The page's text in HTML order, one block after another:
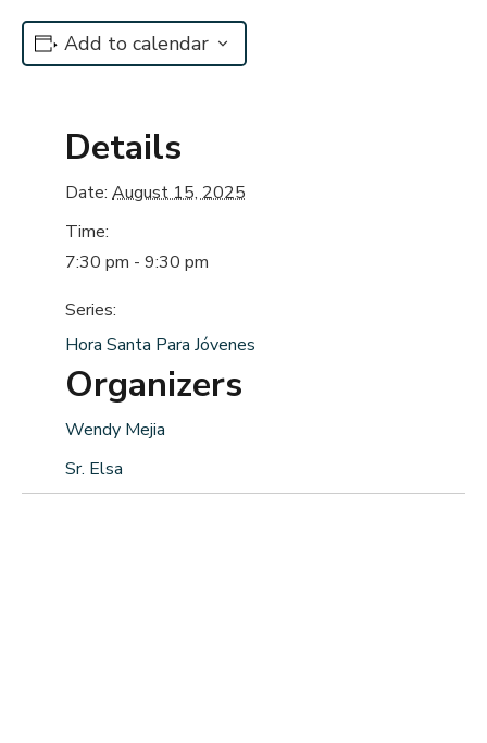
Add to calendar
Details
Date: August 15, 2025
Time:
7:30 pm - 9:30 pm
Series:
Hora Santa Para Jóvenes
Organizers
Wendy Mejia
Sr. Elsa